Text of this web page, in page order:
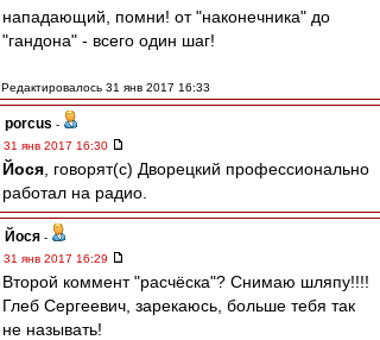
нападающий, помни! от "наконечника" до
"гандона" - всего один шаг!
Редактировалось 31 янв 2017 16:33
porcus -
31 янв 2017 16:30
Йося , говорят(с) Дворецкий профессионально
работал на радио.
Йося -
31 янв 2017 16:29
Второй коммент "расчёска"? Снимаю шляпу!!!!
Глеб Сергеевич, зарекаюсь, больше тебя так
не называть!